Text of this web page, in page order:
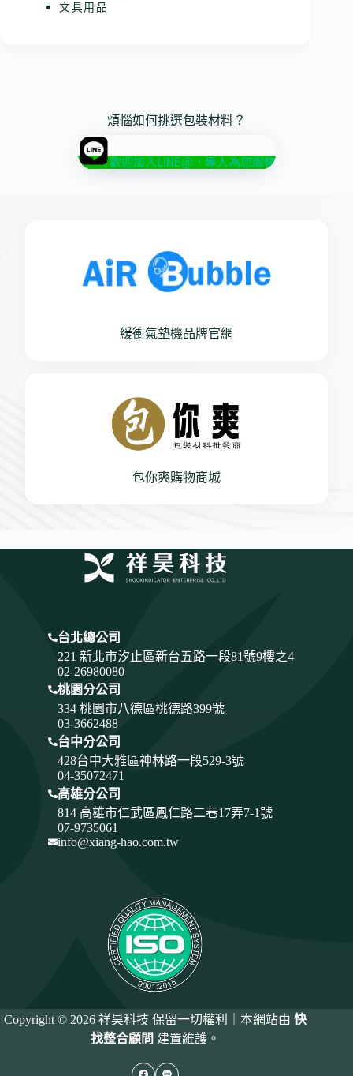
文具用品
煩惱如何挑選包裝材料？
歡迎加入LINE@，專人為您服務
緩衝氣墊機品牌官網
包你爽購物商城
台北總公司
221 新北市汐止區新台五路一段81號9樓之4
02-26980080
桃園分公司
334 桃園市八德區桃德路399號
03-3662488
台中分公司
428台中大雅區神林路一段529-3號
04-35072471
高雄分公司
814 高雄市仁武區鳳仁路二巷17弄7-1號
07-9735061
info@xiang-hao.com.tw
Copyright © 2026 祥昊科技 保留一切權利｜本網站由快
找整合顧問 建置維護。